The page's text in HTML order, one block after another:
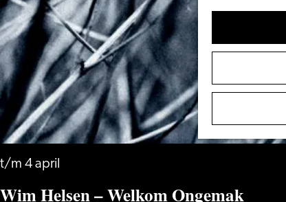
homepage
t/m 4 april
Wim Helsen – Welkom Ongemak